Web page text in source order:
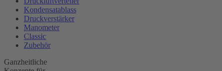
Kondensatablass
Druckverstärker
Manometer
Classic
Zubehör
Ganzheitliche